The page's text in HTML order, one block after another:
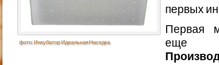
фото: Инкубатор Идеальная Наседка
первых
Первая
еще